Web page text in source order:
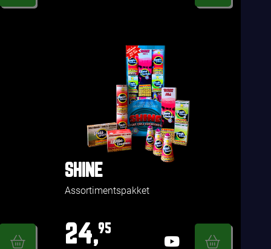
SHINE
Assortimentspakket
24,95